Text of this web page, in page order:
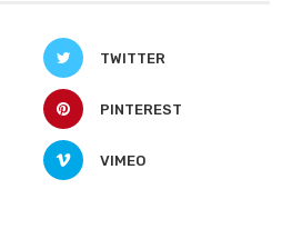
TWITTER
PINTEREST
VIMEO